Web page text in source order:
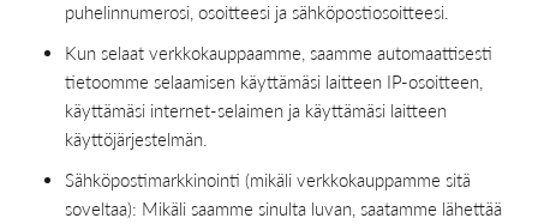
puhelinnumerosi, osoitteesi ja sähköpostiosoitteesi.
Kun selaat verkkokauppaamme, saamme automaattisesti
tietoomme selaamisen käyttämäsi laitteen IP-osoitteen,
käyttämäsi internet-selaimen ja käyttämäsi laitteen
käyttöjärjestelmän.
Sähköpostimarkkinointi (mikäli verkkokauppamme sitä
soveltaa): Mikäli saamme sinulta luvan, saatamme lähettää